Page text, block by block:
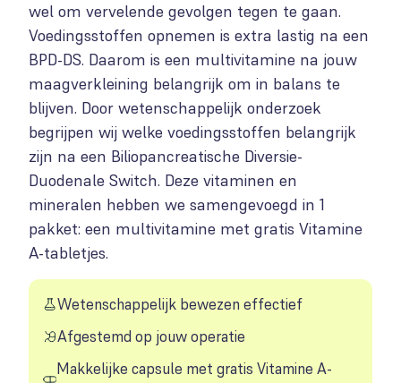
wel om vervelende gevolgen tegen te gaan.
Voedingsstoffen opnemen is extra lastig na een
BPD-DS. Daarom is een multivitamine na jouw
maagverkleining belangrijk om in balans te
blijven. Door wetenschappelijk onderzoek
begrijpen wij welke voedingsstoffen belangrijk
zijn na een Biliopancreatische Diversie-
Duodenale Switch. Deze vitaminen en
mineralen hebben we samengevoegd in 1
pakket: een multivitamine met gratis Vitamine
A-tabletjes.
Wetenschappelijk bewezen effectief
Afgestemd op jouw operatie
Makkelijke capsule met gratis Vitamine A-